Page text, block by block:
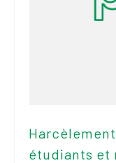
Harcèlement
étudiants et